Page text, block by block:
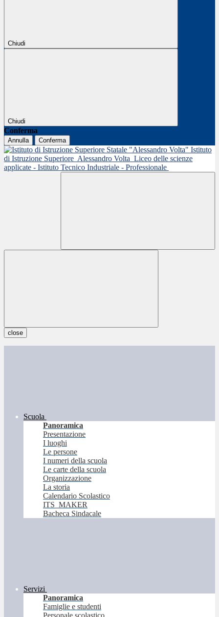
Chiudi
Chiudi
Conferma
Annulla Conferma
Istituto
di Istruzione Superiore Alessandro Volta Liceo delle scienze
applicate - Istituto Tecnico Industriale - Professionale
close
Scuola
Panoramica
Presentazione
I luoghi
Le persone
I numeri della scuola
Le carte della scuola
Organizzazione
La storia
Calendario Scolastico
ITS_MAKER
Bacheca Sindacale
Servizi
Panoramica
Famiglie e studenti